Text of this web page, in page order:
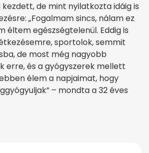
de mint nyilatkozta idáig is
„Fogalmam sincs, ná­lam ez
éltem egészségtelenül. Eddig is
sportolok, semmit
de most még nagyobb
erre, és a gyógyszerek mellett
élem a napjaimat, hogy
– mondta a 32 éves